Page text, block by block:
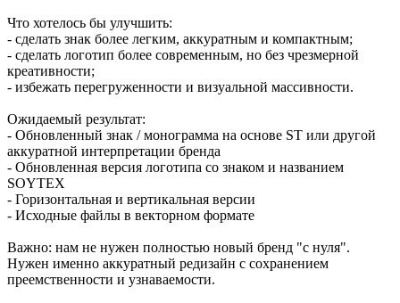
Что хотелось бы улучшить:
- сделать знак более легким, аккуратным и компактным;
- сделать логотип более современным, но без чрезмерной
креативности;
- избежать перегруженности и визуальной массивности.
Ожидаемый результат:
- Обновленный знак / монограмма на основе ST или другой
аккуратной интерпретации бренда
- Обновленная версия логотипа со знаком и названием
SOYTEX
- Горизонтальная и вертикальная версии
- Исходные файлы в векторном формате
Важно: нам не нужен полностью новый бренд "с нуля".
Нужен именно аккуратный редизайн с сохранением
преемственности и узнаваемости.